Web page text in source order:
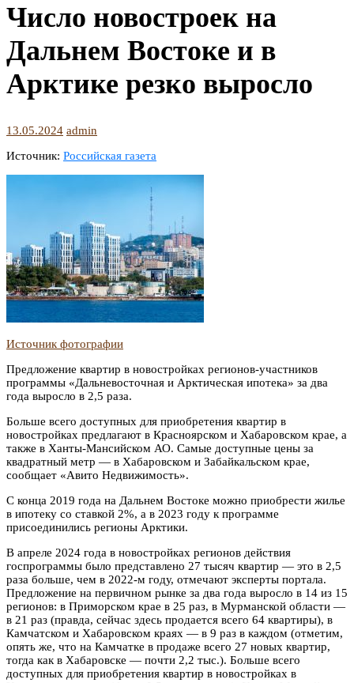
Число новостроек на
Дальнем Востоке и в
Арктике резко выросло
13.05.2024 admin
Источник: Российская газета
Источник фотографии
Предложение квартир в новостройках регионов-участников
программы «Дальневосточная и Арктическая ипотека» за два
года выросло в 2,5 раза.
Больше всего доступных для приобретения квартир в
новостройках предлагают в Красноярском и Хабаровском крае, а
также в Ханты-Мансийском АО. Самые доступные цены за
квадратный метр — в Хабаровском и Забайкальском крае,
сообщает «Авито Недвижимость».
С конца 2019 года на Дальнем Востоке можно приобрести жилье
в ипотеку со ставкой 2%, а в 2023 году к программе
присоединились регионы Арктики.
В апреле 2024 года в новостройках регионов действия
госпрограммы было представлено 27 тысяч квартир — это в 2,5
раза больше, чем в 2022-м году, отмечают эксперты портала.
Предложение на первичном рынке за два года выросло в 14 из 15
регионов: в Приморском крае в 25 раз, в Мурманской области —
в 21 раз (правда, сейчас здесь продается всего 64 квартиры), в
Камчатском и Хабаровском краях — в 9 раз в каждом (отметим,
опять же, что на Камчатке в продаже всего 27 новых квартир,
тогда как в Хабаровске — почти 2,2 тыс.). Больше всего
доступных для приобретения квартир в новостройках в